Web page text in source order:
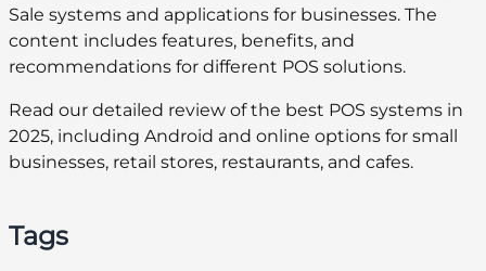
Sale systems and applications for businesses. The
content includes features, benefits, and
recommendations for different POS solutions.
Read our detailed review of the best POS systems in
2025, including Android and online options for small
businesses, retail stores, restaurants, and cafes.
Tags